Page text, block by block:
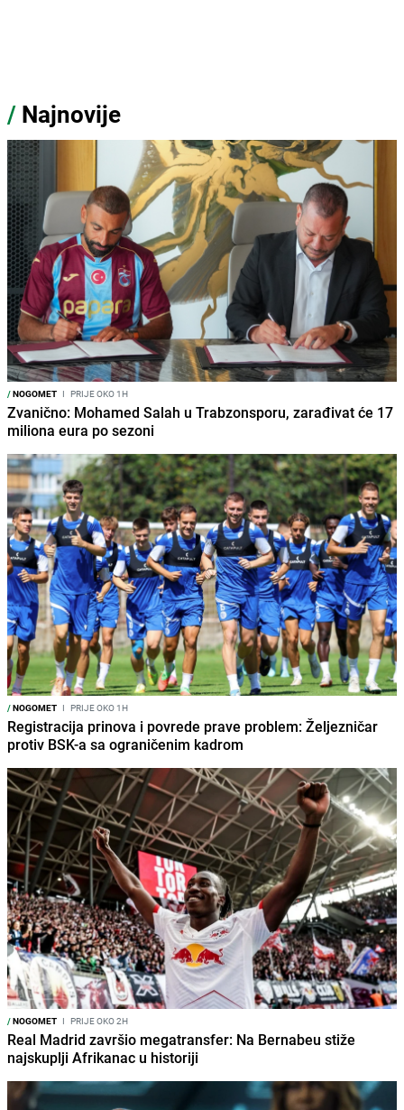
/ Najnovije
/NOGOMET I PRIJE OKO 1H
Zvanično: Mohamed Salah u Trabzonsporu, zarađivat će 17
miliona eura po sezoni
/NOGOMET I PRIJE OKO 1H
Registracija prinova i povrede prave problem: Željezničar
protiv BSK-a sa ograničenim kadrom
/NOGOMET I PRIJE OKO 2H
Real Madrid završio megatransfer: Na Bernabeu stiže
najskuplji Afrikanac u historiji